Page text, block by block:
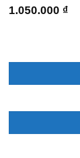
1.050.000 ₫